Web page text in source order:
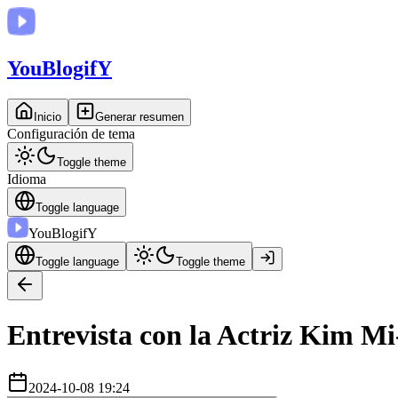
YouBlogifY
Inicio Generar resumen
Configuración de tema
Toggle theme
Idioma
Toggle language
YouBlogifY
Toggle language Toggle theme
Entrevista con la Actriz Kim
2024-10-08 19:24